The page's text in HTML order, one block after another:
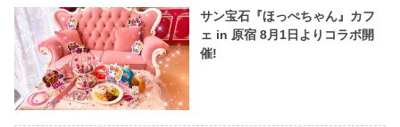
サン宝石『ほっぺちゃん』カフ
ェ in 原宿 8月1日よりコラボ開
催!